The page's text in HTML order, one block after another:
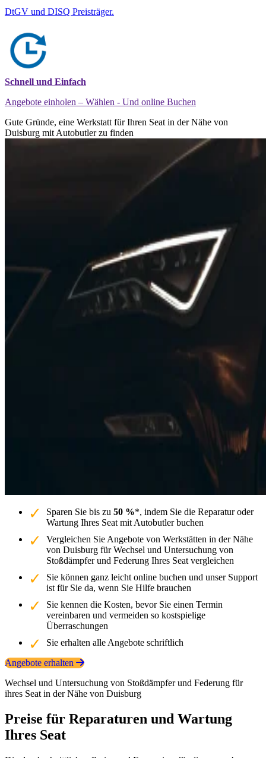
DtGV und DISQ Preisträger.
Schnell und Einfach
Angebote einholen – Wählen - Und online Buchen
Gute Gründe, eine Werkstatt für Ihren Seat in der Nähe von
Duisburg mit Autobutler zu finden
Sparen Sie bis zu 50 %*, indem Sie die Reparatur oder
Wartung Ihres Seat mit Autobutler buchen
Vergleichen Sie Angebote von Werkstätten in der Nähe
von Duisburg für Wechsel und Untersuchung von
Stoßdämpfer und Federung Ihres Seat vergleichen
Sie können ganz leicht online buchen und unser Support
ist für Sie da, wenn Sie Hilfe brauchen
Sie kennen die Kosten, bevor Sie einen Termin
vereinbaren und vermeiden so kostspielige
Überraschungen
Sie erhalten alle Angebote schriftlich
Angebote erhalten
Wechsel und Untersuchung von Stoßdämpfer und Federung für
ihres Seat in der Nähe von Duisburg
Preise für Reparaturen und Wartung
Ihres Seat